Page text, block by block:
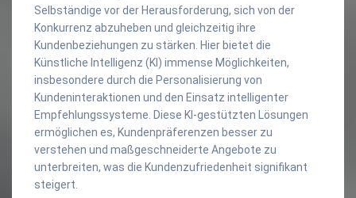
Selbständige vor der Herausforderung, sich von der
Konkurrenz abzuheben und gleichzeitig ihre
Kundenbeziehungen zu stärken. Hier bietet die
Künstliche Intelligenz (KI) immense Möglichkeiten,
insbesondere durch die Personalisierung von
Kundeninteraktionen und den Einsatz intelligenter
Empfehlungssysteme. Diese KI-gestützten Lösungen
ermöglichen es, Kundenpräferenzen besser zu
verstehen und maßgeschneiderte Angebote zu
unterbreiten, was die Kundenzufriedenheit signifikant
steigert.